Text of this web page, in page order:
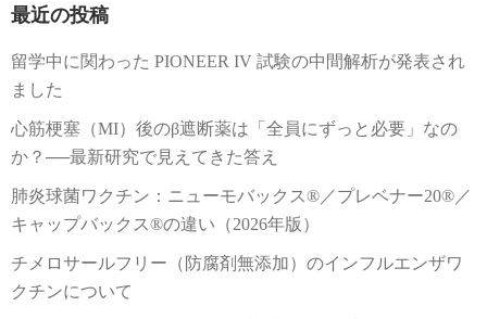
最近の投稿
留学中に関わった PIONEER IV 試験の中間解析が発表され
ました
心筋梗塞（MI）後のβ遮断薬は「全員にずっと必要」なの
か？──最新研究で見えてきた答え
肺炎球菌ワクチン：ニューモバックス®／プレベナー20®／
キャップバックス®の違い（2026年版）
チメロサールフリー（防腐剤無添加）のインフルエンザワ
クチンについて